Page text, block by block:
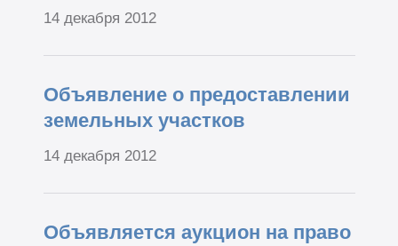
14 декабря 2012
Объявление о предоставлении
земельных участков
14 декабря 2012
Объявляется аукцион на право